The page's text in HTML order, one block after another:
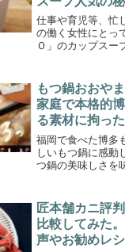
仕事や育児等、忙
の働く女性にとっ
Ｏ」のカップスー
スープが楽しめる
菜を摂りたい方々
もつ鍋おおや
家庭で本格的
る素材に拘っ
福岡で食べた博多
しいもつ鍋に感動
つ鍋の美味しさを
ットが購入できま
もつ鍋の作り方を
匠本舗カニ評
比較してみた
声やお勧めレ